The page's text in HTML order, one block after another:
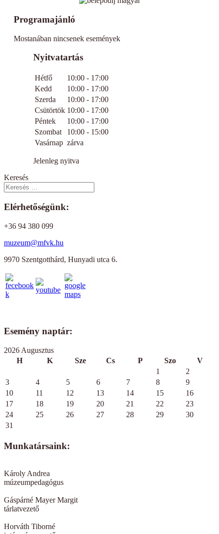
Programajánló
Mostanában nincsenek események
Nyitvatartás
Hétfő
10:00 - 17:00
Kedd
10:00 - 17:00
Szerda
10:00 - 17:00
Csütörtök 10:00 - 17:00
Péntek
10:00 - 17:00
Szombat
10:00 - 15:00
Vasárnap zárva
Jelenleg nyitva
Keresés
Elérhetőségünk:
+36 94 380 099
muzeum@mfvk.hu
9970 Szentgotthárd, Hunyadi utca 6.
Esemény naptár:
2026 Augusztus
H
K Sze Cs P Szo
V
1
2
3
4 5 6 7 8
9
10
11 12 13 14 15
16
17
18 19 20 21 22
23
24
25 26 27 28 29
30
31
Munkatársaink:
Károly Andrea
múzeumpedagógus
Gáspárné Mayer Margit
tárlatvezető
Horváth Tiborné